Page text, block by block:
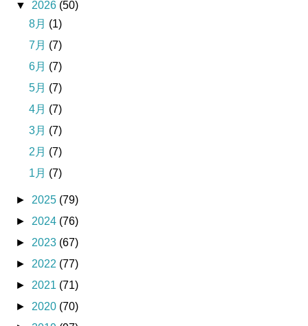
▼ 2026 (50)
8月 (1)
7月 (7)
6月 (7)
5月 (7)
4月 (7)
3月 (7)
2月 (7)
1月 (7)
► 2025 (79)
► 2024 (76)
► 2023 (67)
► 2022 (77)
► 2021 (71)
► 2020 (70)